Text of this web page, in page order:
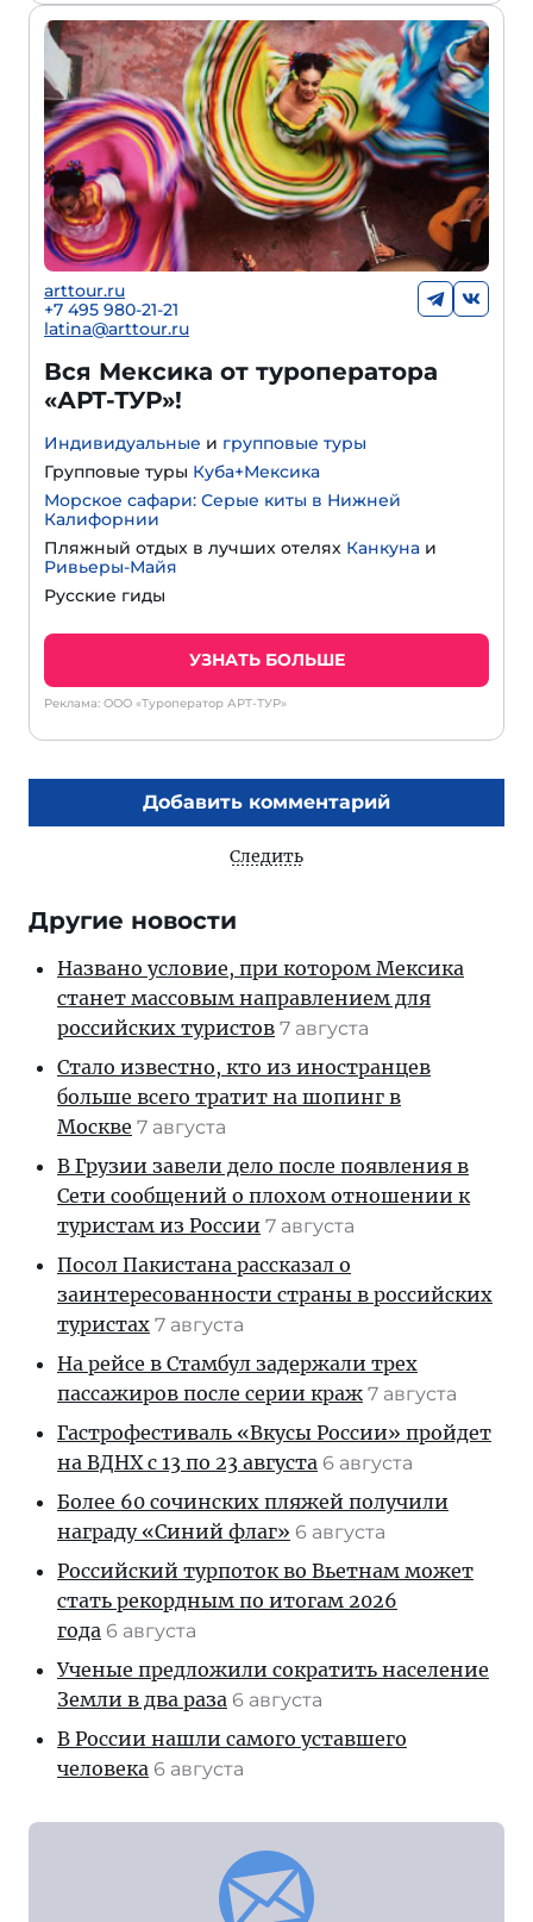
arttour.ru
+7 495 980-21-21
latina@arttour.ru
Вся Мексика от туроператора
«АРТ-ТУР»!
Индивидуальные и групповые туры
Групповые туры Куба+Мексика
Морское сафари: Серые киты в Нижней
Калифорнии
Пляжный отдых в лучших отелях Канкуна и
Ривьеры-Майя
Русские гиды
УЗНАТЬ БОЛЬШЕ
Реклама: ООО «Туроператор АРТ-ТУР»
Добавить комментарий
Следить
Другие новости
Названо условие, при котором Мексика
станет массовым направлением для
российских туристов 7 августа
Стало известно, кто из иностранцев
больше всего тратит на шопинг в
Москве 7 августа
В Грузии завели дело после появления в
Сети сообщений о плохом отношении к
туристам из России 7 августа
Посол Пакистана рассказал о
заинтересованности страны в российских
туристах 7 августа
На рейсе в Стамбул задержали трех
пассажиров после серии краж 7 августа
Гастрофестиваль «Вкусы России» пройдет
на ВДНХ с 13 по 23 августа 6 августа
Более 60 сочинских пляжей получили
награду «Синий флаг» 6 августа
Российский турпоток во Вьетнам может
стать рекордным по итогам 2026
года 6 августа
Ученые предложили сократить население
Земли в два раза 6 августа
В России нашли самого уставшего
человека 6 августа